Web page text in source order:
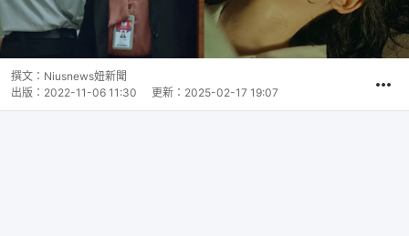
撰文： Niusnews妞新聞
出版： 2022-11-06 11:30 更新： 2025-02-17 19:07